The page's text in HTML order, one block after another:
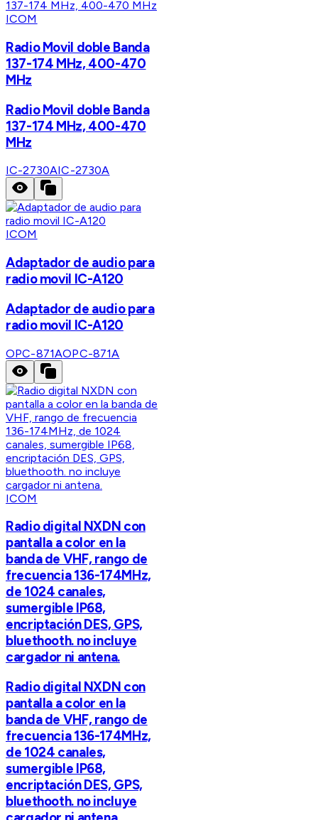
ICOM
Radio Movil doble Banda
137-174 MHz, 400-470
MHz
Radio Movil doble Banda
137-174 MHz, 400-470
MHz
IC-2730AIC-2730A
ICOM
Adaptador de audio para
radio movil IC-A120
Adaptador de audio para
radio movil IC-A120
OPC-871AOPC-871A
ICOM
Radio digital NXDN con
pantalla a color en la
banda de VHF, rango de
frecuencia 136-174MHz,
de 1024 canales,
sumergible IP68,
encriptación DES, GPS,
bluethooth. no incluye
cargador ni antena.
Radio digital NXDN con
pantalla a color en la
banda de VHF, rango de
frecuencia 136-174MHz,
de 1024 canales,
sumergible IP68,
encriptación DES, GPS,
bluethooth. no incluye